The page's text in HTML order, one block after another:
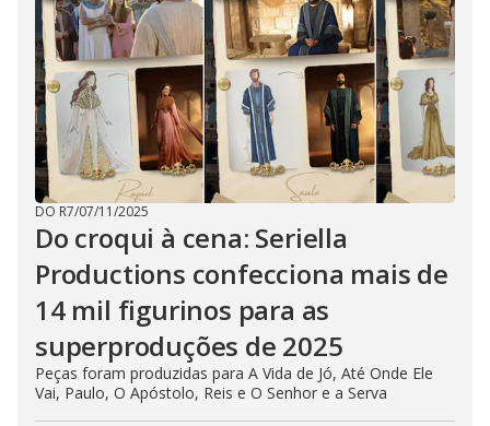
DO R7/07/11/2025
Do croqui à cena: Seriella
Productions confecciona mais de
14 mil figurinos para as
superproduções de 2025
Peças foram produzidas para A Vida de Jó, Até Onde Ele
Vai, Paulo, O Apóstolo, Reis e O Senhor e a Serva